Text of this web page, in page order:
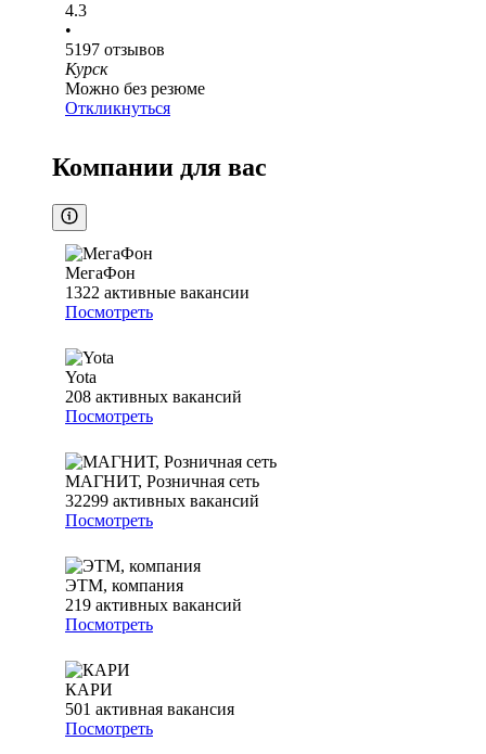
4.3
•
5197 отзывов
Курск
Можно без резюме
Откликнуться
Компании для вас
МегаФон
1322 активные вакансии
Посмотреть
Yota
208 активных вакансий
Посмотреть
МАГНИТ, Розничная сеть
32299 активных вакансий
Посмотреть
ЭТМ, компания
219 активных вакансий
Посмотреть
КАРИ
501 активная вакансия
Посмотреть